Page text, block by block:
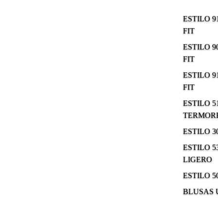
ESTILO
FIT
ESTILO
FIT
ESTILO
FIT
ESTILO
ESTILO
ESTILO
LIGERO
ESTILO
BLUSAS